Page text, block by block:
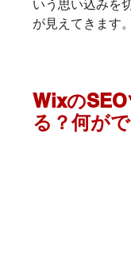
いう思い込みを
が見えてきます。
Wixの
る？何が